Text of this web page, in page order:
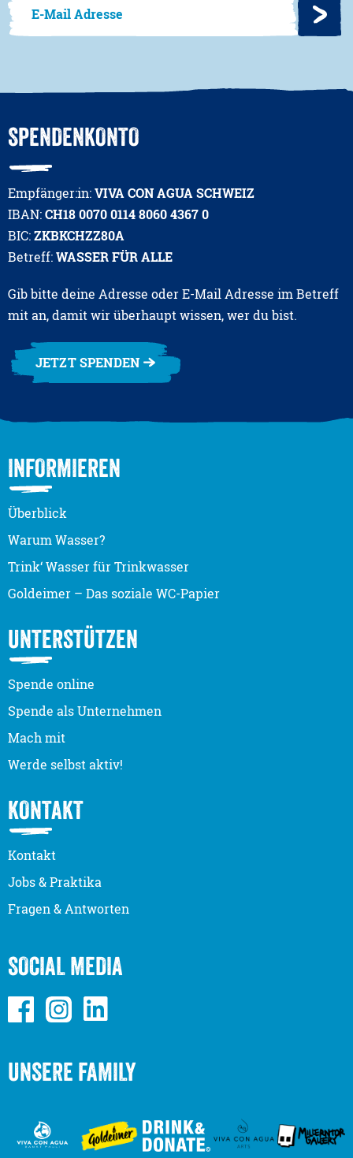
SPENDENKONTO
Empfänger:in:VIVA CON AGUA SCHWEIZ
IBAN:CH18 0070 0114 8060 4367 0
BIC:ZKBKCHZZ80A
Betreff:WASSER FÜR ALLE
Gib bitte deine Adresse oder E-Mail Adresse im Betreff
mit an, damit wir überhaupt wissen, wer du bist.
JETZT SPENDEN
INFORMIEREN
Überblick
Warum Wasser?
Trink‘ Wasser für Trinkwasser
Goldeimer – Das soziale WC-Papier
UNTERSTÜTZEN
Spende online
Spende als Unternehmen
Mach mit
Werde selbst aktiv!
KONTAKT
Kontakt
Jobs & Praktika
Fragen & Antworten
SOCIAL MEDIA
UNSERE FAMILY